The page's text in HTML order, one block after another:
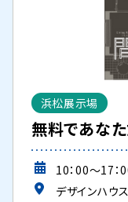
浜松展示場
無料であな
10：00～17：
デザインハウ